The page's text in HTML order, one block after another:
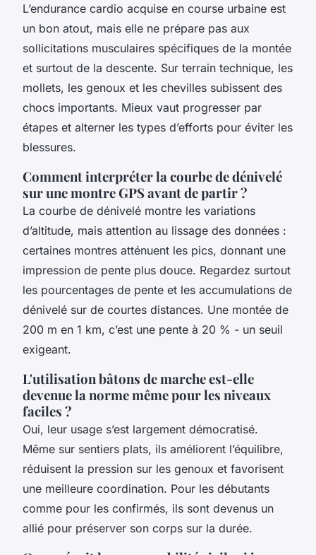
L’endurance cardio acquise en course urbaine est
un bon atout, mais elle ne prépare pas aux
sollicitations musculaires spécifiques de la montée
et surtout de la descente. Sur terrain technique, les
mollets, les genoux et les chevilles subissent des
chocs importants. Mieux vaut progresser par
étapes et alterner les types d’efforts pour éviter les
blessures.
Comment interpréter la courbe de dénivelé
sur une montre GPS avant de partir ?
La courbe de dénivelé montre les variations
d’altitude, mais attention au lissage des données :
certaines montres atténuent les pics, donnant une
impression de pente plus douce. Regardez surtout
les pourcentages de pente et les accumulations de
dénivelé sur de courtes distances. Une montée de
200 m en 1 km, c’est une pente à 20 % - un seuil
exigeant.
L'utilisation bâtons de marche est-elle
devenue la norme même pour les niveaux
faciles ?
Oui, leur usage s’est largement démocratisé.
Même sur sentiers plats, ils améliorent l’équilibre,
réduisent la pression sur les genoux et favorisent
une meilleure coordination. Pour les débutants
comme pour les confirmés, ils sont devenus un
allié pour préserver son corps sur la durée.